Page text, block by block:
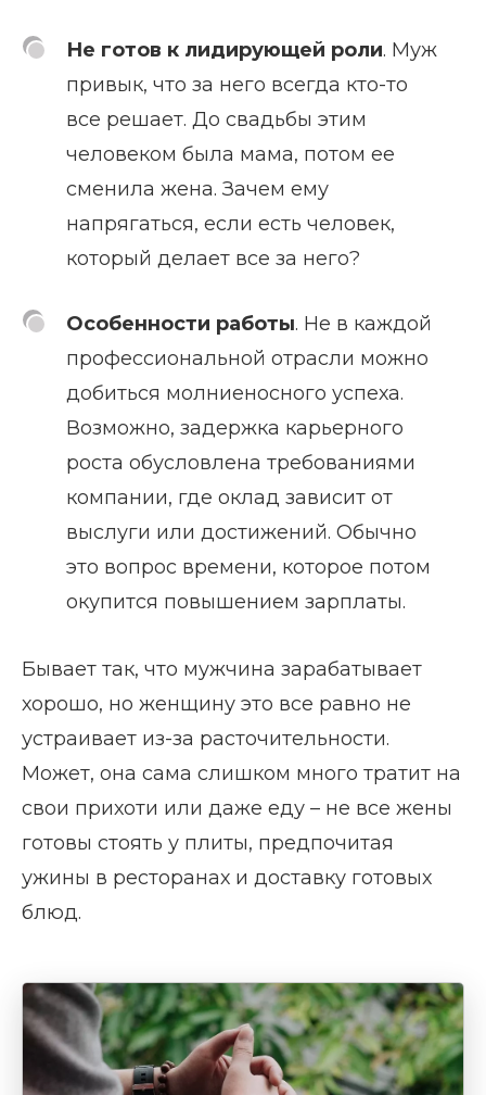
Не готов к лидирующей роли. Муж
привык, что за него всегда кто-то
все решает. До свадьбы этим
человеком была мама, потом ее
сменила жена. Зачем ему
напрягаться, если есть человек,
который делает все за него?
Особенности работы. Не в каждой
профессиональной отрасли можно
добиться молниеносного успеха.
Возможно, задержка карьерного
роста обусловлена требованиями
компании, где оклад зависит от
выслуги или достижений. Обычно
это вопрос времени, которое потом
окупится повышением зарплаты.
Бывает так, что мужчина зарабатывает
хорошо, но женщину это все равно не
устраивает из-за расточительности.
Может, она сама слишком много тратит на
свои прихоти или даже еду – не все жены
готовы стоять у плиты, предпочитая
ужины в ресторанах и доставку готовых
блюд.